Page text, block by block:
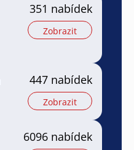
351 nabídek
Zobrazit
447 nabídek
Zobrazit
6096 nabídek